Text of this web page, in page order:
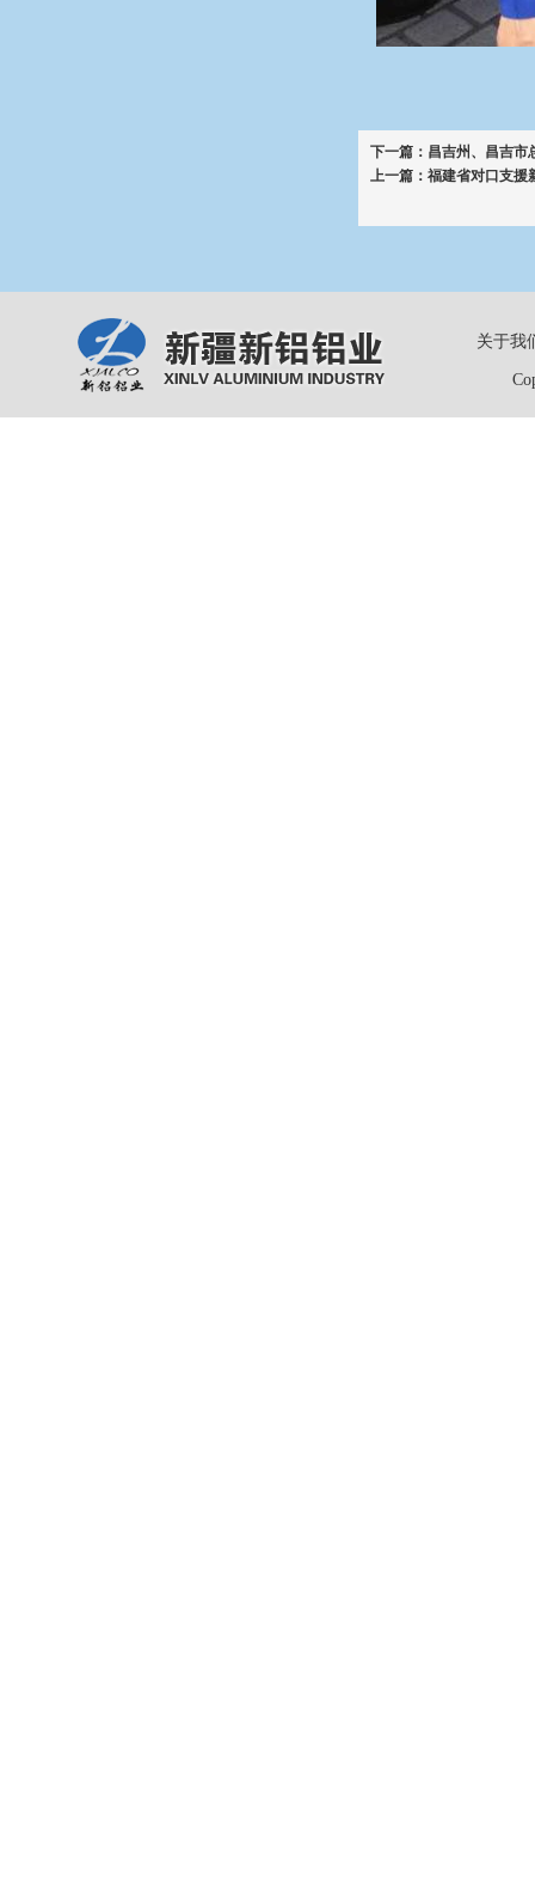
下一篇： 昌吉州、昌吉市
上一篇： 福建省对口支援
关于我